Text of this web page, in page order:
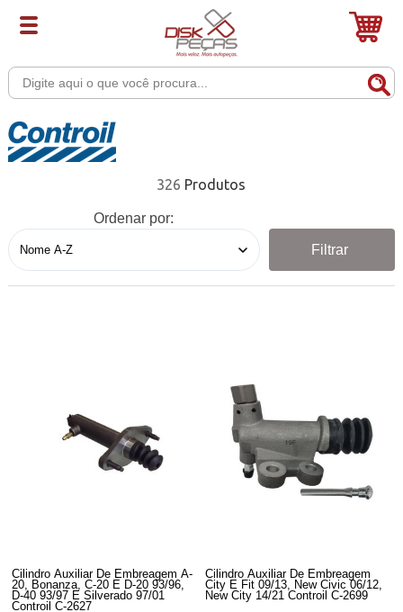
326
Ordenar por:
Filtrar
Cilindro Auxiliar De Embreagem A-
20, Bonanza, C-20 E D-20 93/96,
D-40 93/97 E Silverado 97/01
Controil C-2627
Cilindro Auxiliar De Embreagem
City E Fit 09/13, New Civic 06/12,
New City 14/21 Controil C-2699